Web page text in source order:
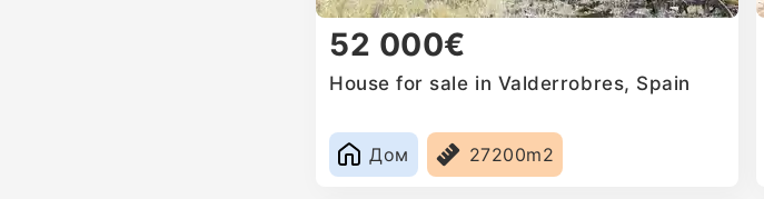
52 000€
House for sale in Valderrobres, Spain
Дом 27200m2